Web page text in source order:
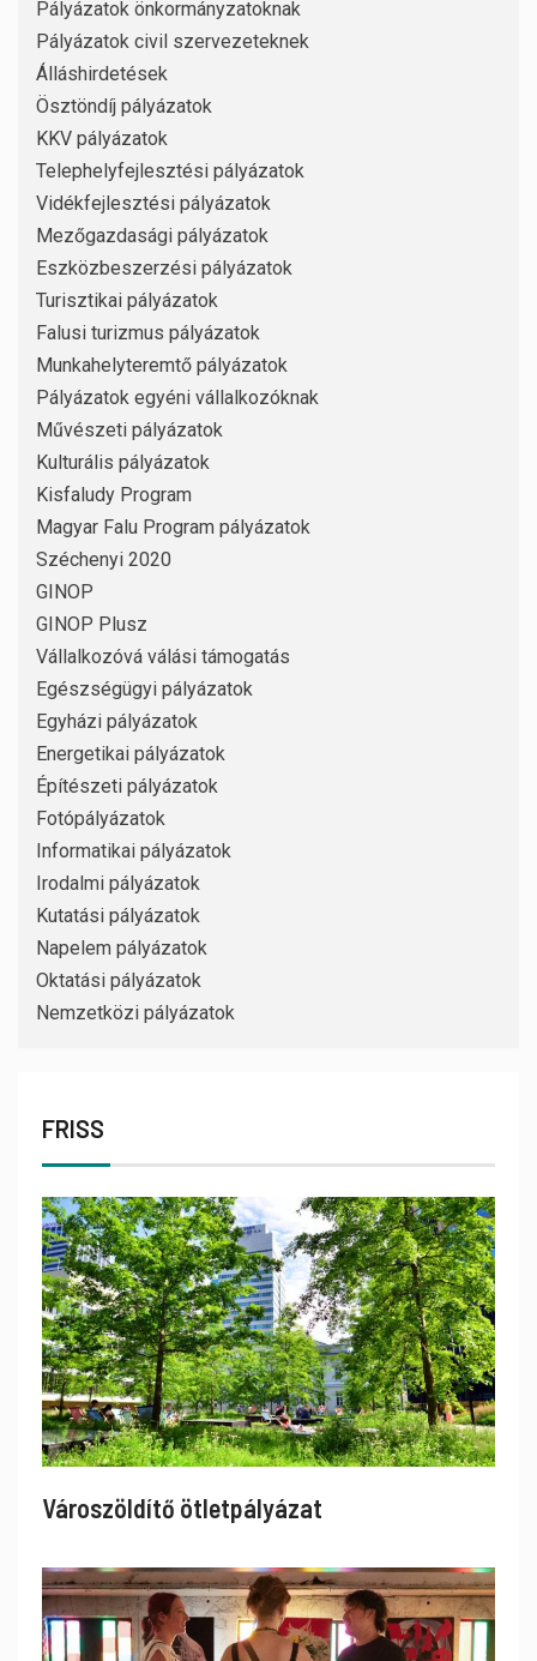
Pályázatok önkormányzatoknak
Pályázatok civil szervezeteknek
Álláshirdetések
Ösztöndíj pályázatok
KKV pályázatok
Telephelyfejlesztési pályázatok
Vidékfejlesztési pályázatok
Mezőgazdasági pályázatok
Eszközbeszerzési pályázatok
Turisztikai pályázatok
Falusi turizmus pályázatok
Munkahelyteremtő pályázatok
Pályázatok egyéni vállalkozóknak
Művészeti pályázatok
Kulturális pályázatok
Kisfaludy Program
Magyar Falu Program pályázatok
Széchenyi 2020
GINOP
GINOP Plusz
Vállalkozóvá válási támogatás
Egészségügyi pályázatok
Egyházi pályázatok
Energetikai pályázatok
Építészeti pályázatok
Fotópályázatok
Informatikai pályázatok
Irodalmi pályázatok
Kutatási pályázatok
Napelem pályázatok
Oktatási pályázatok
Nemzetközi pályázatok
FRISS
Városzöldítő ötletpályázat